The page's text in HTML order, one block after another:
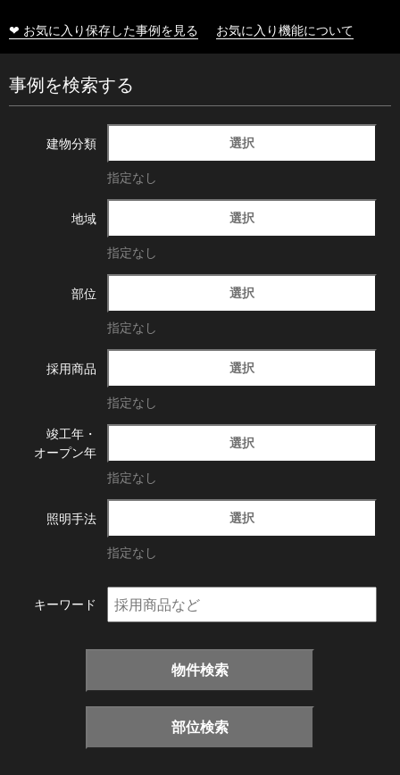
❤ お気に入り保存した事例を見る お気に入り機能について
事例を検索する
建物分類 選択
指定なし
地域 選択
指定なし
部位 選択
指定なし
採用商品 選択
指定なし
竣工年・
オープン年
選択
指定なし
照明手法 選択
指定なし
キーワード
物件検索
部位検索